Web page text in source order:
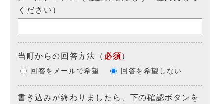
ください）
当町からの回答方法 （ 必須）
回答をメールで希望 回答を希望しない
書き込みが終わりましたら、下の確認ボタンを